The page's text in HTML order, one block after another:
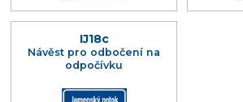
IJ18c
Návěst pro odbočení na
odpočívku